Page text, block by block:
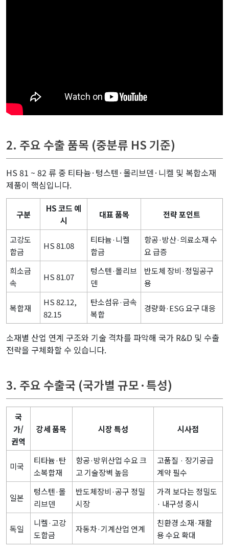
2. 주요 수출 품목 (중분류 HS 기준)
HS 81 ~ 82 류 중 티타늄·텅스텐·몰리브덴·니켈 및 복합소재
제품이 핵심입니다.
구분
HS 코드 예
시
대표 품목 전략 포인트
고강도
합금
HS 81.08
티타늄·니켈
합금
항공·방산·의료소재 수
요 급증
희소금
속
HS 81.07
텅스텐·몰리브
덴
반도체 장비·정밀공구
용
복합재
HS 82.12,
82.15
탄소섬유·금속
복합
경량화·ESG 요구 대응
소재별 산업 연계 구조와 기술 격차를 파악해 국가 R&D 및 수출
전략을 구체화할 수 있습니다.
3. 주요 수출국 (국가별 규모·특성)
국
가/
권역
강세 품목 시장 특성 시사점
미국
티타늄·탄
소복합재
항공·방위산업 수요 크
고 기술장벽 높음
고품질 · 장기공급
계약 필수
일본
텅스텐·몰
리브덴
반도체장비·공구 정밀
시장
가격 보다는 정밀도
· 내구성 중시
독일
니켈·고강
도합금
자동차·기계산업 연계
친환경 소재·재활
용 수요 확대